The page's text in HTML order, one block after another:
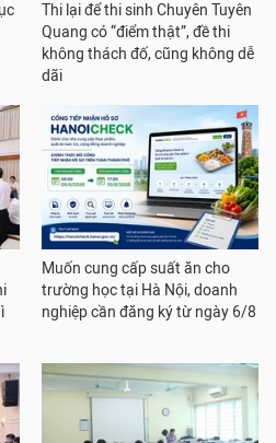
Thi lại để thi sinh Chuyên Tuyên
Quang có “điểm thật”, đề thi
không thách đố, cũng không dễ
dãi
Muốn cung cấp suất ăn cho
trường học tại Hà Nội, doanh
nghiệp cần đăng ký từ ngày 6/8